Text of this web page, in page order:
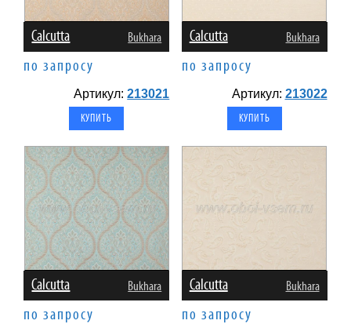
Calcutta Bukhara
по запросу
Артикул:213021
Calcutta Bukhara
по запросу
Артикул: 213022
Calcutta Bukhara
по запросу
Calcutta Bukhara
по запросу